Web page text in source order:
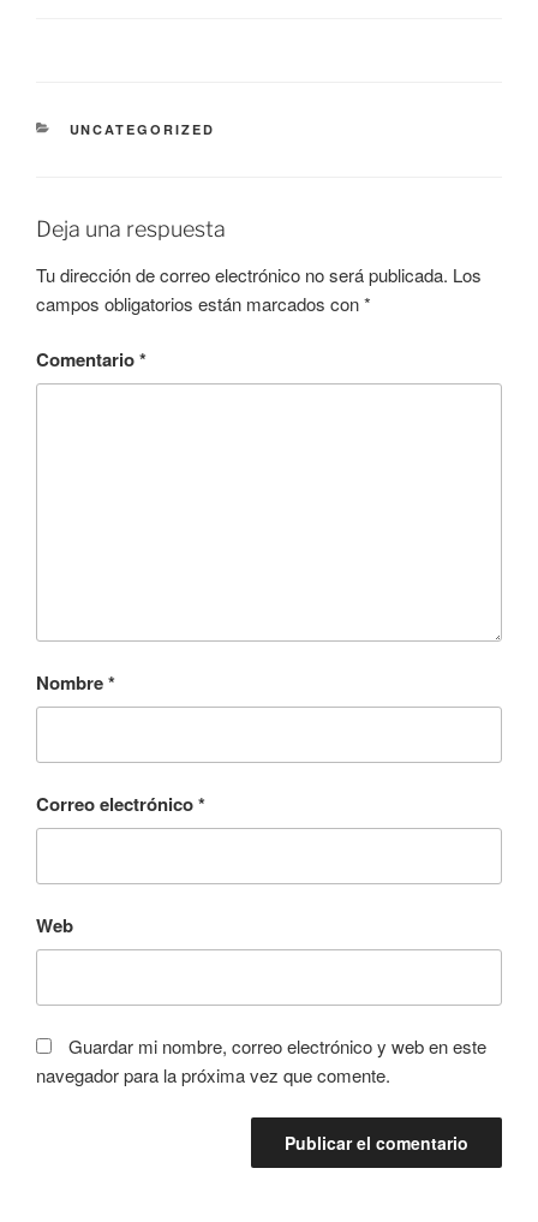
CATEGORÍAS
UNCATEGORIZED
Deja una respuesta
Tu dirección de correo electrónico no será publicada. Los
campos obligatorios están marcados con*
Comentario*
Nombre*
Correo electrónico*
Web
Guardar mi nombre, correo electrónico y web en este
navegador para la próxima vez que comente.